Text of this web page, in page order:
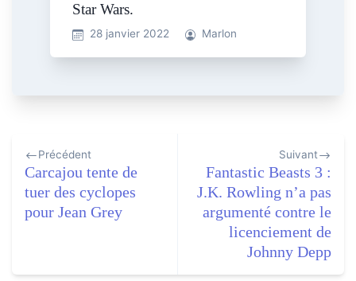
Star Wars.
28 janvier 2022 Marlon
Navigation
de
l’article
Précédent
Carcajou tente de
tuer des cyclopes
pour Jean Grey
Suivant
Fantastic Beasts 3 :
J.K. Rowling n’a pas
argumenté contre le
licenciement de
Johnny Depp